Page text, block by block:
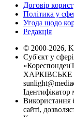
Договір
Політика у
Угода щодо
Редакція
© 2000-2026,
Суб'єкт у
ХАРКІВСЬКЕ
Ідентифікатор
Використання
сайті,